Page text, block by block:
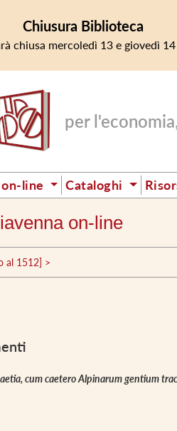
Chiusura Biblioteca
chiusa mercoledì 13 e giovedì
per
line Cataloghi
on-line
al 1512] >
cum caetero Alpinarum gentium